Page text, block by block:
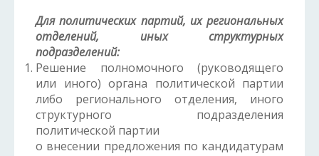
Для политических партий, их региональных
отделений, иных структурных
подразделений:
Решение полномочного (руководящего
или иного) органа политической партии
либо регионального отделения, иного
структурного подразделения
политической партии
о внесении предложения по кандидатурам